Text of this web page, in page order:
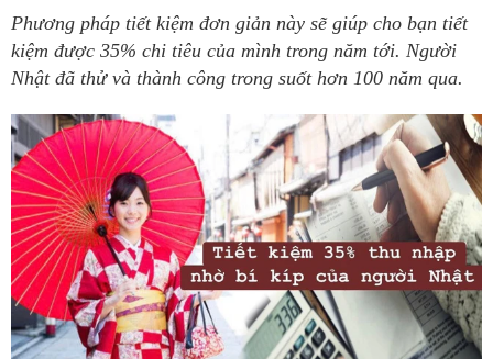
Phương pháp tiết kiệm đơn giản này sẽ giúp cho bạn tiết
kiệm được 35% chi tiêu của mình trong năm tới. Người
Nhật đã thử và thành công trong suốt hơn 100 năm qua.